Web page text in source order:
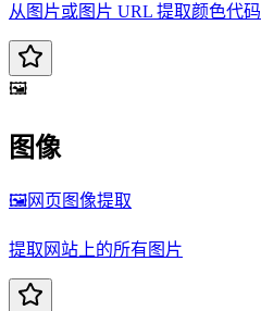
从图片或图片 URL 提取颜色代码
🖼️
图像
🖼️网页图像提取
提取网站上的所有图片